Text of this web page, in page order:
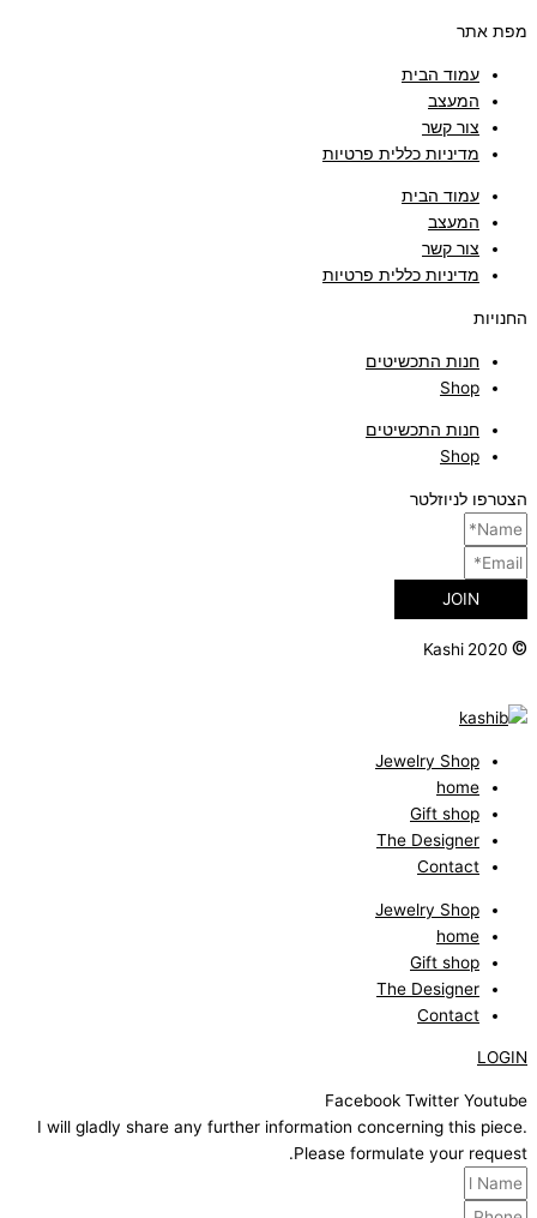
מפת אתר
עמוד הבית
המעצב
צור קשר
מדיניות כללית פרטיות
עמוד הבית
המעצב
צור קשר
מדיניות כללית פרטיות
החנויות
חנות התכשיטים
Shop
חנות התכשיטים
Shop
הצטרפו לניוזלטר
JOIN
©
Kashi 2020
Jewelry Shop
home
Gift shop
The Designer
Contact
Jewelry Shop
home
Gift shop
The Designer
Contact
LOGIN
Facebook Twitter Youtube
I will gladly share any further information concerning this piece.
Please formulate your request.